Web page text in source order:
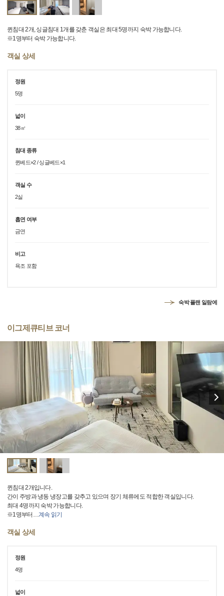
퀸침대 2개, 싱글침대 1개를 갖춘 객실은 최대 5명까지 숙박 가능합니다.
※1명부터 숙박 가능합니다.
객실 상세
정원
5명
넓이
38㎡
침대 종류
퀸베드×2 / 싱글베드×1
객실 수
2실
흡연 여부
금연
비고
욕조 포함
숙박 플랜 일람에
이그제큐티브 코너
퀸침대 2개입니다.
간이 주방과 냉동 냉장고를 갖추고 있으며 장기 체류에도 적합한 객실입니다.
최대 4명까지 숙박 가능합니다.
※1명부터 …계속 읽기
객실 상세
정원
4명
넓이